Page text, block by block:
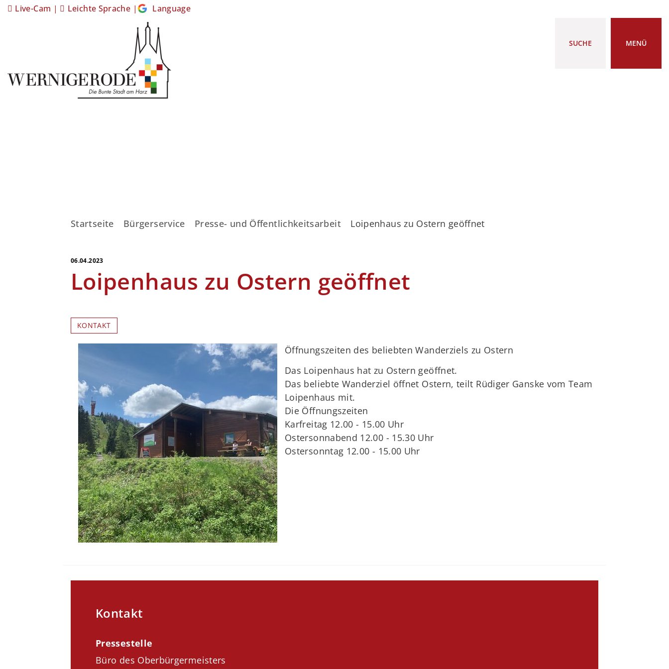
Live-Cam | Leichte Sprache | Language
SUCHE MENÜ
Startseite Bürgerservice Presse- und Öffentlichkeitsarbeit Loipenhaus zu Ostern geöffnet
06.04.2023
Loipenhaus zu Ostern geöffnet
KONTAKT
Öffnungszeiten des beliebten Wanderziels zu Ostern
Das Loipenhaus hat zu Ostern geöffnet.
Das beliebte Wanderziel öffnet Ostern, teilt Rüdiger Ganske vom Team
Loipenhaus mit.
Die Öffnungszeiten
Karfreitag 12.00 - 15.00 Uhr
Ostersonnabend 12.00 - 15.30 Uhr
Ostersonntag 12.00 - 15.00 Uhr
Kontakt
Pressestelle
Büro des Oberbürgermeisters